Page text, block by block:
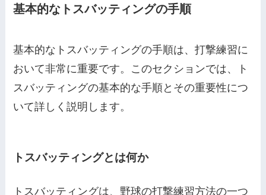
基本的なトスバッティングの手順
基本的なトスバッティングの手順は、打撃練習に
おいて非常に重要です。このセクションでは、ト
スバッティングの基本的な手順とその重要性につ
いて詳しく説明します。
トスバッティングとは何か
トスバッティングは、野球の打撃練習方法の一つ